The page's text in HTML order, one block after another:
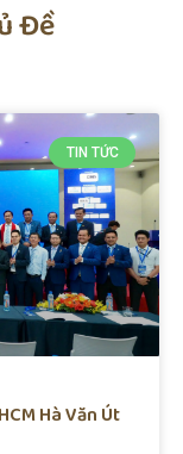
Đề
TIN TỨC
Hà Văn Út